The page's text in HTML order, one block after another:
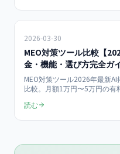
2026-03-30
MEO対策ツール比較【
金・機能・選び方完全ガ
MEO対策ツール2026年最新
比較。月額1万円〜5万円の
いた業種別おすすめツールと
読む